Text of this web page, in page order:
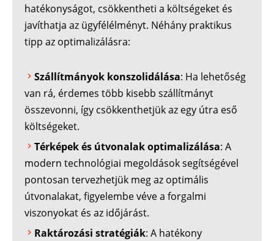
hatékonyságot, csökkentheti a költségeket és
javíthatja az ügyfélélményt. Néhány praktikus
tipp az optimalizálásra:
Szállítmányok konszolidálása: Ha lehetőség
van rá, érdemes több kisebb szállítmányt
összevonni, így csökkenthetjük az egy útra eső
költségeket.
Térképek és útvonalak optimalizálása: A
modern technológiai megoldások segítségével
pontosan tervezhetjük meg az optimális
útvonalakat, figyelembe véve a forgalmi
viszonyokat és az időjárást.
Raktározási stratégiák: A hatékony